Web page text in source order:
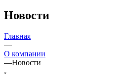
Новости
Главная
—
О компании
—Новости